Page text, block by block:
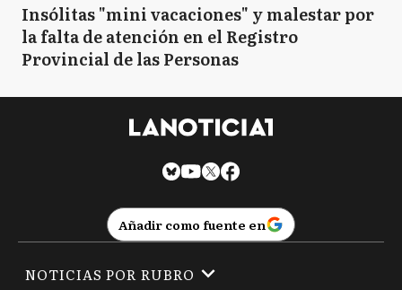
Insólitas "mini vacaciones" y malestar por
la falta de atención en el Registro
Provincial de las Personas
Añadir como fuente en
NOTICIAS POR RUBRO